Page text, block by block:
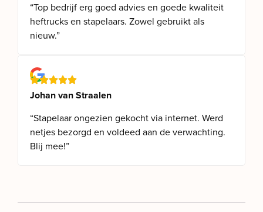
“Top bedrijf erg goed advies en goede kwaliteit
heftrucks en stapelaars. Zowel gebruikt als
nieuw.”
Johan van Straalen
“Stapelaar ongezien gekocht via internet. Werd
netjes bezorgd en voldeed aan de verwachting.
Blij mee!”